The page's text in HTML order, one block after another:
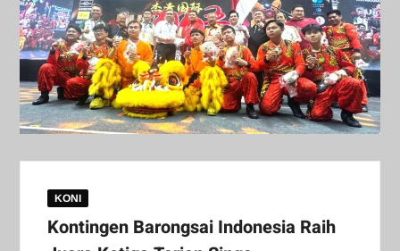
KONI
Kontingen Barongsai Indonesia Raih